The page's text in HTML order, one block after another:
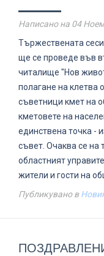
Написано на 04
Тържествената
ще се проведе във
читалище "Нов
полагане на клетва
съветници кмет на
кметовете на
единствена точка -
съвет. Очаква се на
областният
жители и гости на
Публикувано в